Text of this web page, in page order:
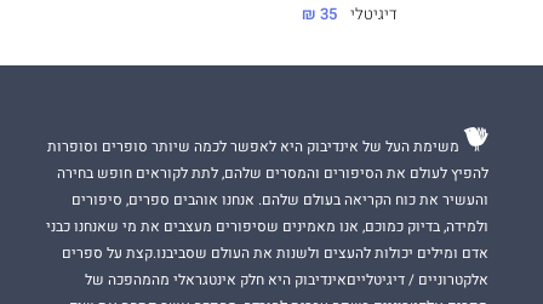
דיגיטלי 35 ₪
משימת העל של אינדיבוק היא לאפשר לכמה שיותר סופרים וסופרות
להפיץ לעולם את הסיפורים והמסרים שלהם, לתת לקוראים חופש בחירה
והעשיר את כוח הקריאה בעולם שלהם. אנחנו אוהבים ספרים, סיפורים
ולמידה, בדיוק כמוכם, אנו מאמינים שסיפורים מעצבים את מי שאנחנו כבני
אדם ומילים יכולות להעצים ולשנות את העולם שסביבנו.קצת על ספרים
אלקטרוניים / דיגיטלייםאינדיבוק היא חלק אינטגראלי מהמהפכה של